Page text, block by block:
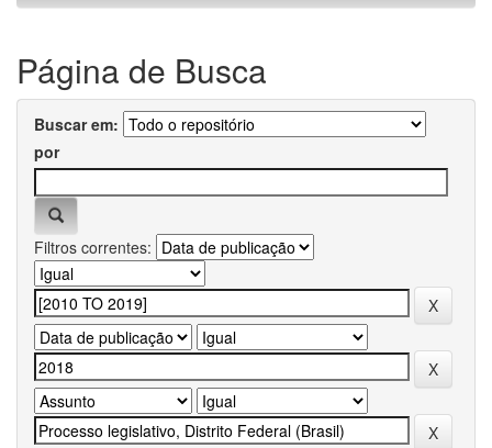
Página de Busca
Buscar em:
por
Filtros correntes: